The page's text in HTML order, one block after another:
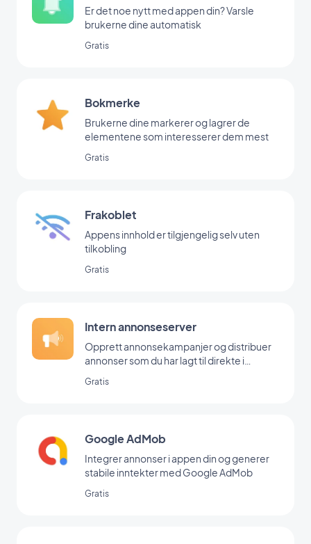
Er det noe nytt med appen din? Varsle
brukerne dine automatisk
Gratis
Bokmerke
Brukerne dine markerer og lagrer de
elementene som interesserer dem mest
Gratis
Frakoblet
Appens innhold er tilgjengelig selv uten
tilkobling
Gratis
Intern annonseserver
Opprett annonsekampanjer og distribuer
annonser som du har lagt til direkte i
Gratis
Google AdMob
Integrer annonser i appen din og generer
stabile inntekter med Google AdMob
Gratis